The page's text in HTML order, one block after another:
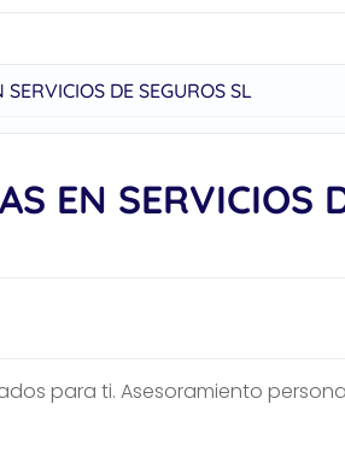
DE SEGUROS SL
EN SERVICIOS
para ti. Asesoramiento